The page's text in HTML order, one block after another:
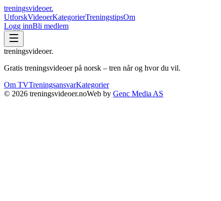
treningsvideoer.
UtforskVideoerKategorierTreningstipsOm
Logg innBli medlem
treningsvideoer.
Gratis treningsvideoer på norsk – tren når og hvor du vil.
Om TVTreningsansvarKategorier
© 2026 treningsvideoer.noWeb by Genc Media AS